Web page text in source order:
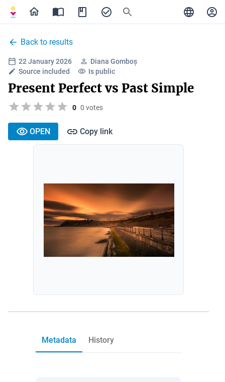
Back to results
22 January 2026
Diana Gomboș
Source included
Is public
Present Perfect vs Past Simple
0 0 votes
OPEN Copy link
Metadata History